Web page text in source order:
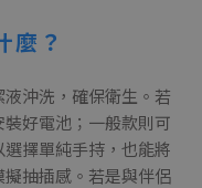
麼？
沖洗，確保衛生。若
好電池；一般款則可
擇單純手持，也能將
抽插感。若是與伴侶